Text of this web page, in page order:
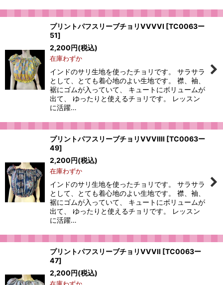
プリントパフスリーブチョリVVVVI [TC0063ー
51]
2,200円(税込)
在庫わずか
インドのサリ生地を使ったチョリです。 サラサラ
として、とても着心地のよい生地です。 襟、袖、
裾にゴムが入っていて、 キュートにボリュームが
出て、 ゆったりと使えるチョリです。 レッスン
に活躍…
プリントパフスリーブチョリVVVIIII [TC0063ー
49]
2,200円(税込)
在庫わずか
インドのサリ生地を使ったチョリです。 サラサラ
として、とても着心地のよい生地です。 襟、袖、
裾にゴムが入っていて、 キュートにボリュームが
出て、 ゆったりと使えるチョリです。 レッスン
に活躍…
プリントパフスリーブチョリVVVII [TC0063ー
47]
2,200円(税込)